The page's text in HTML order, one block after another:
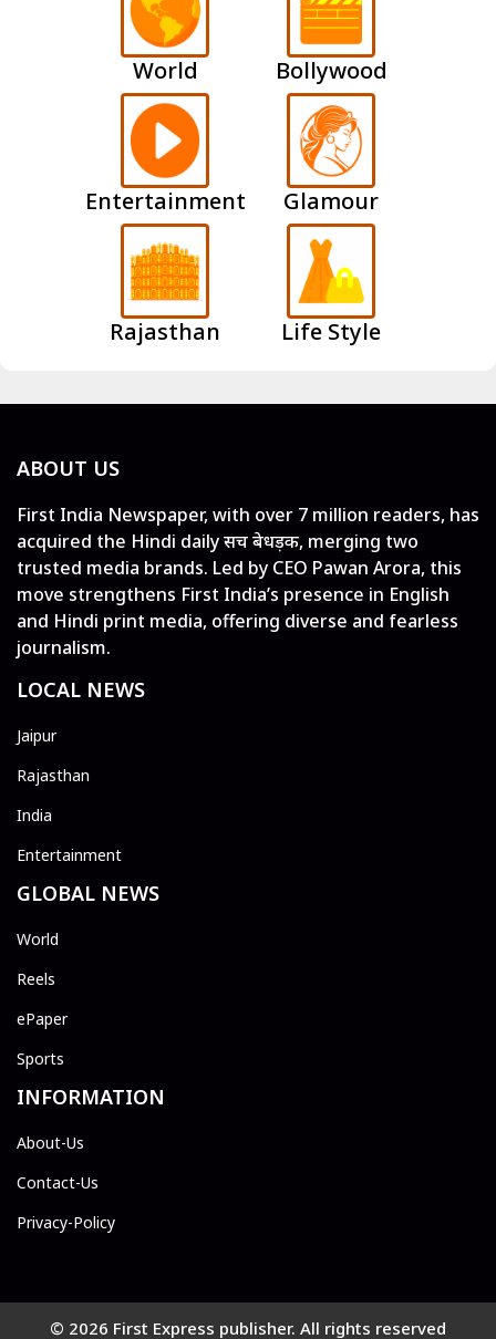
World Bollywood
Entertainment Glamour
Rajasthan Life Style
ABOUT US
First India Newspaper, with over 7 million readers, has
acquired the Hindi daily सच बेधड़क, merging two
trusted media brands. Led by CEO Pawan Arora, this
move strengthens First India’s presence in English
and Hindi print media, offering diverse and fearless
journalism.
LOCAL NEWS
Jaipur
Rajasthan
India
Entertainment
GLOBAL NEWS
World
Reels
ePaper
Sports
INFORMATION
About-Us
Contact-Us
Privacy-Policy
© 2026 First Express publisher. All rights reserved